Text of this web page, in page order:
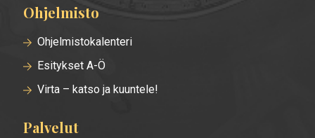
Alatunnisteen
valikko
Ohjelmisto
Ohjelmistokalenteri
Esitykset A-Ö
Virta – katso ja kuuntele!
Palvelut